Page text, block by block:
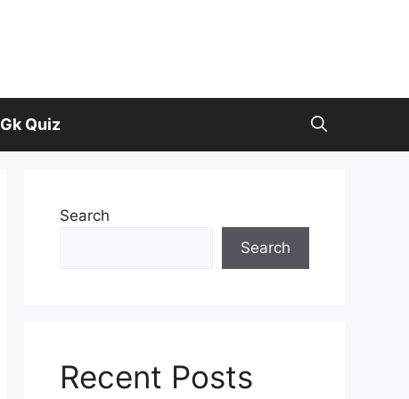
Gk Quiz
Search
Search
Recent Posts